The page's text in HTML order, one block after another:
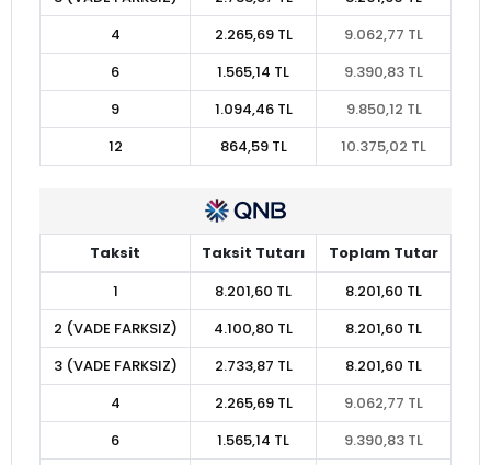
4
2.265,69 TL
9.062,77 TL
6
1.565,14 TL
9.390,83 TL
9
1.094,46 TL
9.850,12 TL
12
864,59 TL 10.375,02 TL
Taksit Taksit Tutarı
Toplam Tutar
1
8.201,60 TL
8.201,60 TL
2 (VADE FARKSIZ)
4.100,80 TL
8.201,60 TL
3 (VADE FARKSIZ)
2.733,87 TL
8.201,60 TL
4
2.265,69 TL
9.062,77 TL
6
1.565,14 TL
9.390,83 TL